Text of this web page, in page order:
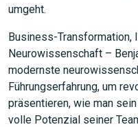
umgeht.
Business-Transformation,
Neurowissenschaft –
modernste
Führungserfahrung, um
präsentieren, wie man
volle Potenzial seiner